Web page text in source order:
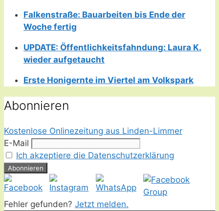
Falkenstraße: Bauarbeiten bis Ende der
Woche fertig
UPDATE: Öffentlichkeitsfahndung: Laura K.
wieder aufgetaucht
Erste Honigernte im Viertel am Volkspark
Abonnieren
Kostenlose Onlinezeitung aus Linden-Limmer
E-Mail
Ich akzeptiere die Datenschutzerklärung
Fehler gefunden? Jetzt melden.